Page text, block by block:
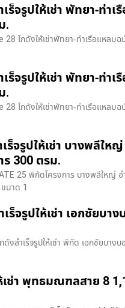
เร็จรูปให้เช่า พัทยา-ท่าเ
.
โกดังให้เช่าพัทยา-ท่าเรือแหลม
ร็จรูปให้เช่า พัทยา-ท่าเ
.
โกดังให้เช่าพัทยา-ท่าเรือแหลม
เร็จรูปให้เช่า บางพลีให
300 ตรม.
25 พิกัดโครงการ บางพลีใหญ่ อ
นาด 1
เร็จรูปให้เช่า เอกชัยบา
ดังสำเร็จรูปให้เช่า พิกัด เอกชัยบาง
เช่า พุทธมณฑลสาย 8